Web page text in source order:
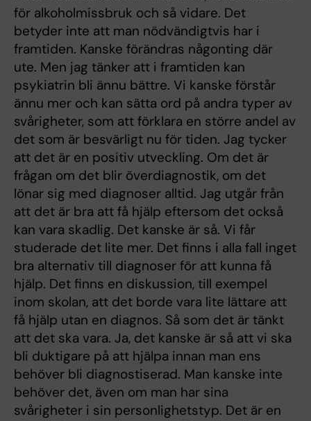
för alkoholmissbruk och så vidare. Det
betyder inte att man nödvändigtvis har i
framtiden. Kanske förändras någonting där
ute. Men jag tänker att i framtiden kan
psykiatrin bli ännu bättre. Vi kanske förstår
ännu mer och kan sätta ord på andra typer av
svårigheter, som att förklara en större andel av
det som är besvärligt nu för tiden. Jag tycker
att det är en positiv utveckling. Om det är
frågan om det blir överdiagnostik, om det
lönar sig med diagnoser alltid. Jag utgår från
att det är bra att få hjälp eftersom det också
kan vara skadlig. Det kanske är så. Vi får
studerade det lite mer. Det finns i alla fall inget
bra alternativ till diagnoser för att kunna få
hjälp. Det finns en diskussion, till exempel
inom skolan, att det borde vara lite lättare att
få hjälp utan en diagnos. Så som det är tänkt
att det ska vara. Ja, det kanske är så att vi ska
bli duktigare på att hjälpa innan man ens
behöver bli diagnostiserad. Man kanske inte
behöver det, även om man har sina
svårigheter i sin personlighetstyp. Det är en